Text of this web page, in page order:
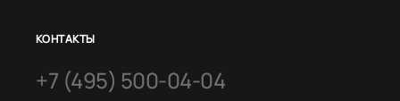
КОНТАКТЫ
+7 (495) 500-04-04